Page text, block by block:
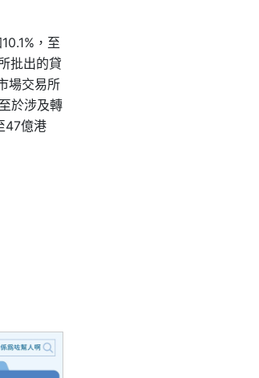
，至
批出的貸
場交易所
於涉及轉
47億港